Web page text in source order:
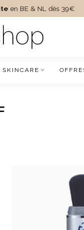
en BE & NL dès 39€
SKINCARE